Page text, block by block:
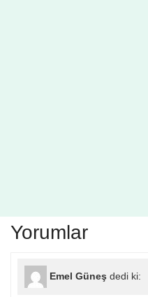
Yorumlar
Emel Güneş dedi ki: